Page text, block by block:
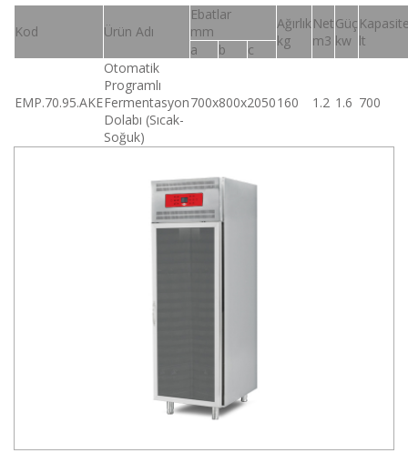
Kod Ürün Adı
Ebatlar
mm
Ağırlık
kg
Net
m3
Güç
kw lt
a b c
EMP.70.95.AKE
Otomatik
Programlı
Fermentasyon
Dolabı (Sıcak-
Soğuk)
700x800x2050160 1.2 1.6 700